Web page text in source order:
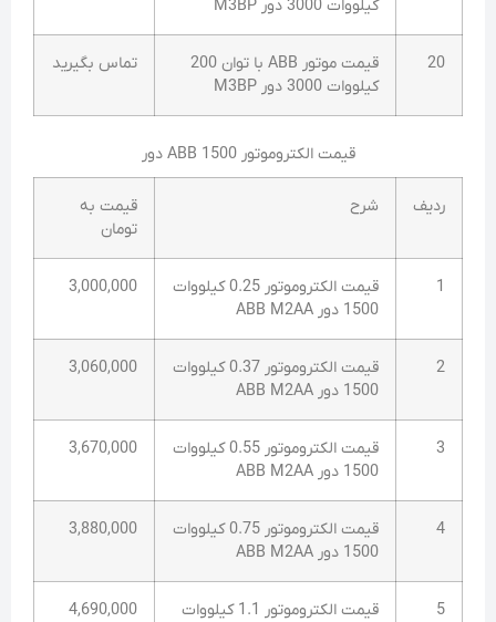
کیلووات 3000 دور M3BP
20
قیمت موتور ABB با توان 200
کیلووات 3000 دور M3BP
تماس بگیرید
قیمت الکتروموتور ABB 1500 دور
ردیف شرح
قیمت به
تومان
1
قیمت الکتروموتور 0.25 کیلووات
1500 دور ABB M2AA
3,000,000
2
قیمت الکتروموتور 0.37 کیلووات
1500 دور ABB M2AA
3,060,000
3
قیمت الکتروموتور 0.55 کیلووات
1500 دور ABB M2AA
3,670,000
4
قیمت الکتروموتور 0.75 کیلووات
1500 دور ABB M2AA
3,880,000
5 قیمت الکتروموتور 1.1 کیلووات 4,690,000